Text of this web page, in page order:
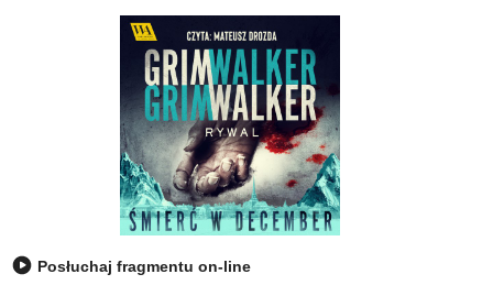
Posłuchaj fragmentu on-line